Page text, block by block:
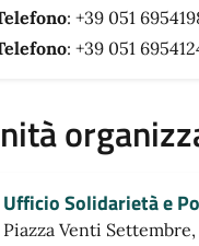
: +39 051
: +39 051
Ufficio Solidarietà e
Piazza Venti